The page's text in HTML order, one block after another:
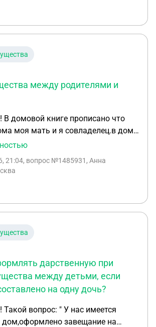
года. Сейчас подаем документы на
честно делить
Очень прошу Вашей помощи!
между родителями и
моя мать и я совладелец.в доме
сын, мать, отец, сестра и
И могу ли я потребовать свою
21:04, вопрос №1485931, Анна
дарственную при
между детьми, если
на одну дочь?
Такой вопрос: " У нас имеется
дом,оформлено завещание на